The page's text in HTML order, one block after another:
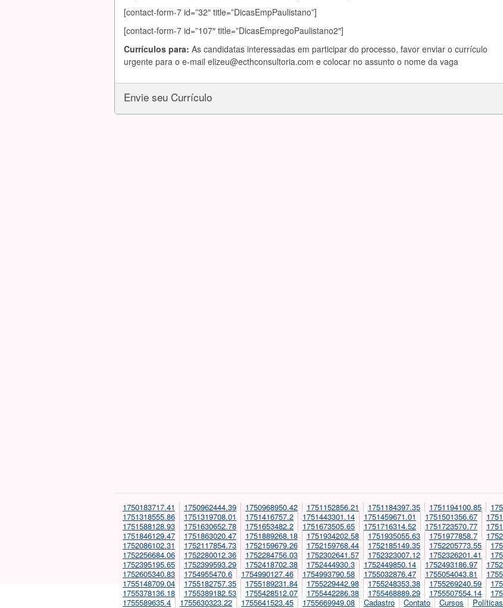
[contact-form-7 id=”32″ title=”DicasEmpPaulistano”]
[contact-form-7 id=”107″ title=”DicasEmpregoPaulistano2″]
Currículos para: As candidatas interessadas em participar do processo, favor enviar o currículo
urgente para o e-mail elizeu@ecthconsultoria.com e colocar no assunto o nome da vaga
Envie seu Currículo
1750183717.41 1750962444.39 1750968950.42 1751152856.21 1751184397.35 1751194100.85
1751318555.86
1751319708.01 1751416757.2 1751443301.14 1751459671.01 1751501356.67
1751588128.93
1751630652.78 1751653482.2 1751673505.65 1751716314.52 1751723570.77
1751846129.47
1751863020.47 1751889268.18 1751934202.58 1751935055.63 1751977858.7
1752086102.31
1752117854.73 1752159679.26 1752159768.44 1752185149.35 1752205773.55
1752256684.06
1752280012.36 1752284756.03 1752302641.57 1752323007.12 1752326201.41
1752395195.65
1752399593.29 1752418702.38 1752444930.3 1752449850.14 1752493186.97
1752605340.83
1754955470.6 1754990127.46 1754993790.58 1755032876.47 1755054043.81
1755148709.04
1755182757.35 1755189231.84 1755229442.98 1755248353.38 1755269240.59
1755378136.18
1755389182.53 1755428512.07 1755442286.38 1755468889.29 1755507554.14
1755589635.4
1755630323.22 1755641523.45 1755669949.08 Cadastro Contato Cursos